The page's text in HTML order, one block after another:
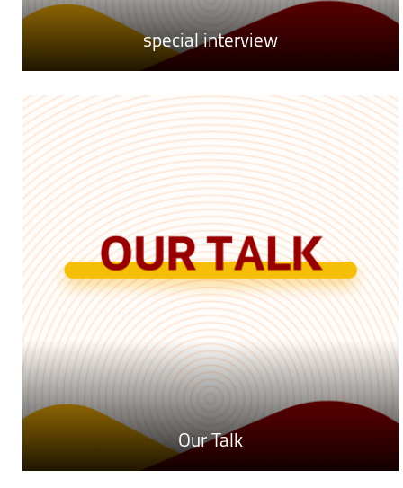
special interview
Our Talk